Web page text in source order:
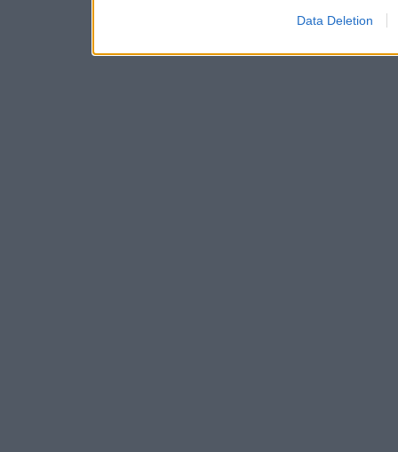
Data Deletion